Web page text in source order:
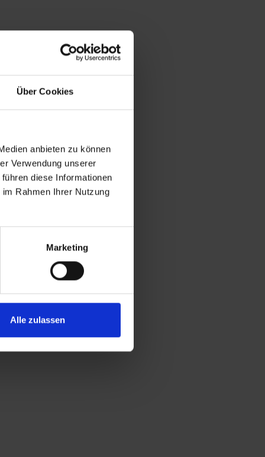
Über Cookies
anbieten zu können
Verwendung unserer
diese Informationen
Rahmen Ihrer Nutzung
Marketing
Alle zulassen